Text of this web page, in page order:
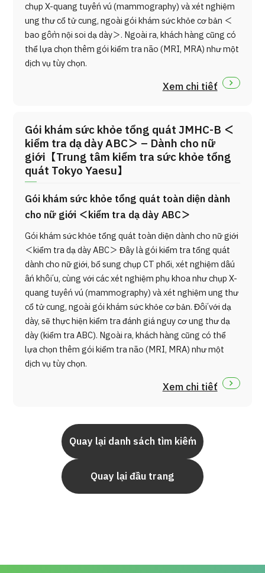
chụp X-quang tuyến vú (mammography) và xét nghiệm
ung thư cổ tử cung, ngoài gói khám sức khỏe cơ bản ＜
bao gồm nội soi dạ dày＞. Ngoài ra, khách hàng cũng có
thể lựa chọn thêm gói kiểm tra não (MRI, MRA) như một
dịch vụ tùy chọn.
Xem chi tiết
Gói khám sức khỏe tổng quát JMHC-B ＜
kiểm tra dạ dày ABC＞ – Dành cho nữ
giới【Trung tâm kiểm tra sức khỏe tổng
quát Tokyo Yaesu】
Gói khám sức khỏe tổng quát toàn diện dành
cho nữ giới ＜kiểm tra dạ dày ABC＞
Gói khám sức khỏe tổng quát toàn diện dành cho nữ giới
＜kiểm tra dạ dày ABC＞ Đây là gói kiểm tra tổng quát
dành cho nữ giới, bổ sung chụp CT phổi, xét nghiệm dấu
ấn khối u, cùng với các xét nghiệm phụ khoa như chụp X-
quang tuyến vú (mammography) và xét nghiệm ung thư
cổ tử cung, ngoài gói khám sức khỏe cơ bản. Đối với dạ
dày, sẽ thực hiện kiểm tra đánh giá nguy cơ ung thư dạ
dày (kiểm tra ABC). Ngoài ra, khách hàng cũng có thể
lựa chọn thêm gói kiểm tra não (MRI, MRA) như một
dịch vụ tùy chọn.
Xem chi tiết
Quay lại danh sách tìm kiếm
Quay lại đầu trang